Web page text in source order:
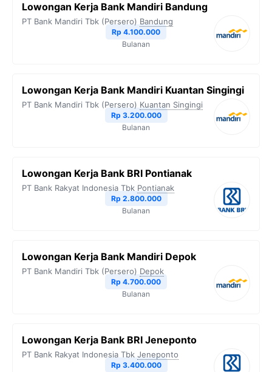
Lowongan Kerja Bank Mandiri Bandung
PT Bank Mandiri Tbk (Persero) Bandung
Rp 4.100.000
Bulanan
Lowongan Kerja Bank Mandiri Kuantan Singingi
PT Bank Mandiri Tbk (Persero) Kuantan Singingi
Rp 3.200.000
Bulanan
Lowongan Kerja Bank BRI Pontianak
PT Bank Rakyat Indonesia Tbk Pontianak
Rp 2.800.000
Bulanan
Lowongan Kerja Bank Mandiri Depok
PT Bank Mandiri Tbk (Persero) Depok
Rp 4.700.000
Bulanan
Lowongan Kerja Bank BRI Jeneponto
PT Bank Rakyat Indonesia Tbk Jeneponto
Rp 3.400.000